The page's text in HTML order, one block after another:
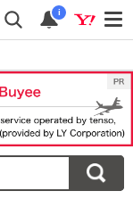
i
ログイン
ー